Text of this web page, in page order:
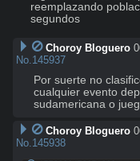
reemplazando
segundos
Choroy Bloguero
No.145937
Por suerte no
cualquier evento
sudamericana o
Choroy Bloguero
No.145938